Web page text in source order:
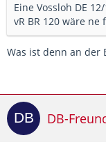
Eine Vossloh DE
vR BR 120 wäre ne
Was ist denn an der
DB-